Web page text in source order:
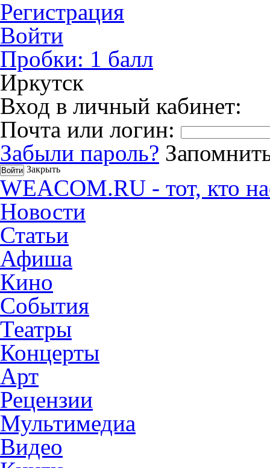
Регистрация
Войти
Пробки: 1 балл
Иркутск
Вход в личный кабинет:
Почта или логин:
Забыли пароль?
Закрыть
WEACOM.RU - тот, кто
Новости
Статьи
Афиша
Кино
События
Театры
Концерты
Арт
Рецензии
Мультимедиа
Видео